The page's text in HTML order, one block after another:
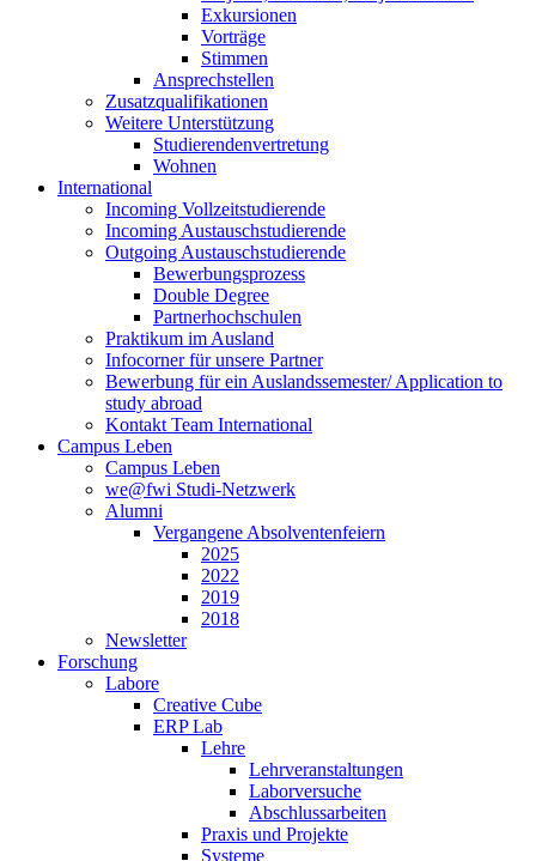
Exkursionen
Vorträge
Stimmen
Ansprechstellen
Zusatzqualifikationen
Weitere Unterstützung
Studierendenvertretung
Wohnen
International
Incoming Vollzeitstudierende
Incoming Austauschstudierende
Outgoing Austauschstudierende
Bewerbungsprozess
Double Degree
Partnerhochschulen
Praktikum im Ausland
Infocorner für unsere Partner
Bewerbung für ein Auslandssemester/ Application to
study abroad
Kontakt Team International
Campus Leben
Campus Leben
we@fwi Studi-Netzwerk
Alumni
Vergangene Absolventenfeiern
2025
2022
2019
2018
Newsletter
Forschung
Labore
Creative Cube
ERP Lab
Lehre
Lehrveranstaltungen
Laborversuche
Abschlussarbeiten
Praxis und Projekte
Systeme